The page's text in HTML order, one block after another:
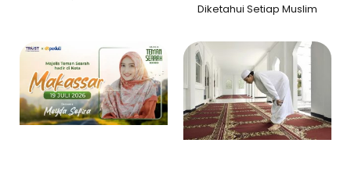
Diketahui Setiap Muslim